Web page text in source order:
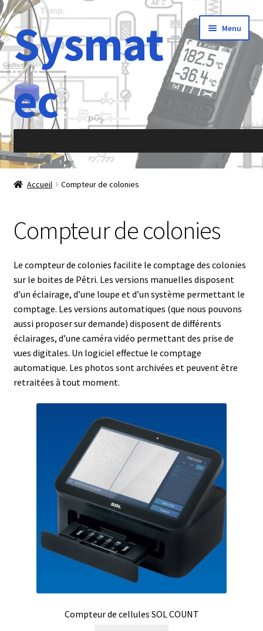
Aller
à
la
navigation
Aller
au
contenu
Sysmat
ec
Menu
Accueil
Abréviations
Accélération
Afficheur
Agitateurs magnétiques
Agitateurs pour cultures
Agitation – Moteur
Agitation-Accessoires
Analyse de composés chimiques
Analyse de l’eau
Analyse des allergènes
Analyse des antibiotiques
Accueil Compteur de colonies
Compteur de colonies
Le compteur de colonies facilite le comptage des colonies
sur le boites de Pétri. Les versions manuelles disposent
d’un éclairage, d’une loupe et d’un système permettant le
comptage. Les versions automatiques (que nous pouvons
aussi proposer sur demande) disposent de différents
éclairages, d’une caméra vidéo permettant des prise de
vues digitales. Un logiciel effectue le comptage
automatique. Les photos sont archivées et peuvent être
retraitées à tout moment.
Compteur de cellules SOL COUNT